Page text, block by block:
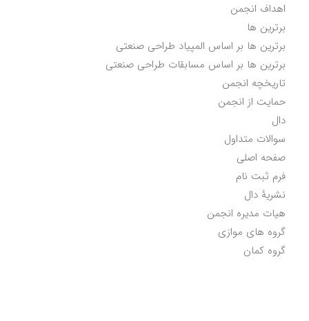
اهداف انجمن
برترین ها
برترین ها بر اساس المپیاد طراحی صنعتی
برترین ها بر اساس مسابقات طراحی صنعتی
تاریخچه انجمن
حمایت از انجمن
دال
سوالات متداول
صفحه اصلی
فرم ثبت نام
نشریۀ دال
هیات مدیره انجمن
گروه های موازی
گروه کمان